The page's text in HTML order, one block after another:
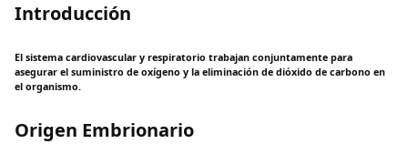
Introducción
El sistema cardiovascular y respiratorio trabajan conjuntamente para
asegurar el suministro de oxígeno y la eliminación de dióxido de carbono en
el organismo.
Origen Embrionario